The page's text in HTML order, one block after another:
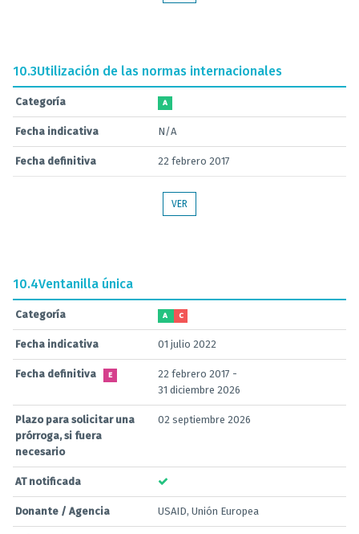
10.3Utilización de las normas internacionales
Categoría A
Fecha indicativa N/A
Fecha definitiva 22 febrero 2017
VER
10.4Ventanilla única
Categoría A C
Fecha indicativa 01 julio 2022
Fecha definitiva E
22 febrero 2017 -
31 diciembre 2026
Plazo para solicitar una
prórroga, si fuera
necesario
02 septiembre 2026
AT notificada
Donante / Agencia USAID, Unión Europea